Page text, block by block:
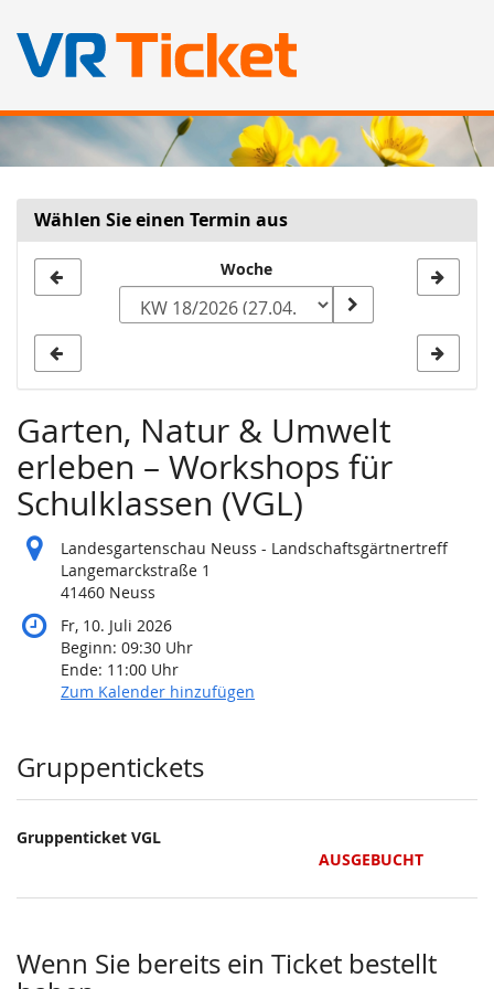
springen
Wählen Sie einen Termin aus
zur
Woche
Garten, Natur & Umwelt
erleben – Workshops für
Schulklassen (VGL)
Landesgartenschau Neuss - Landschaftsgärtnertreff
Langemarckstraße 1
41460 Neuss
Fr, 10. Juli 2026
Beginn: 09:30 Uhr
Ende: 11:00 Uhr
Zum Kalender hinzufügen
Produkte
Gruppentickets
Gruppenticket VGL
AUSGEBUCHT
Wenn Sie bereits ein Ticket bestellt